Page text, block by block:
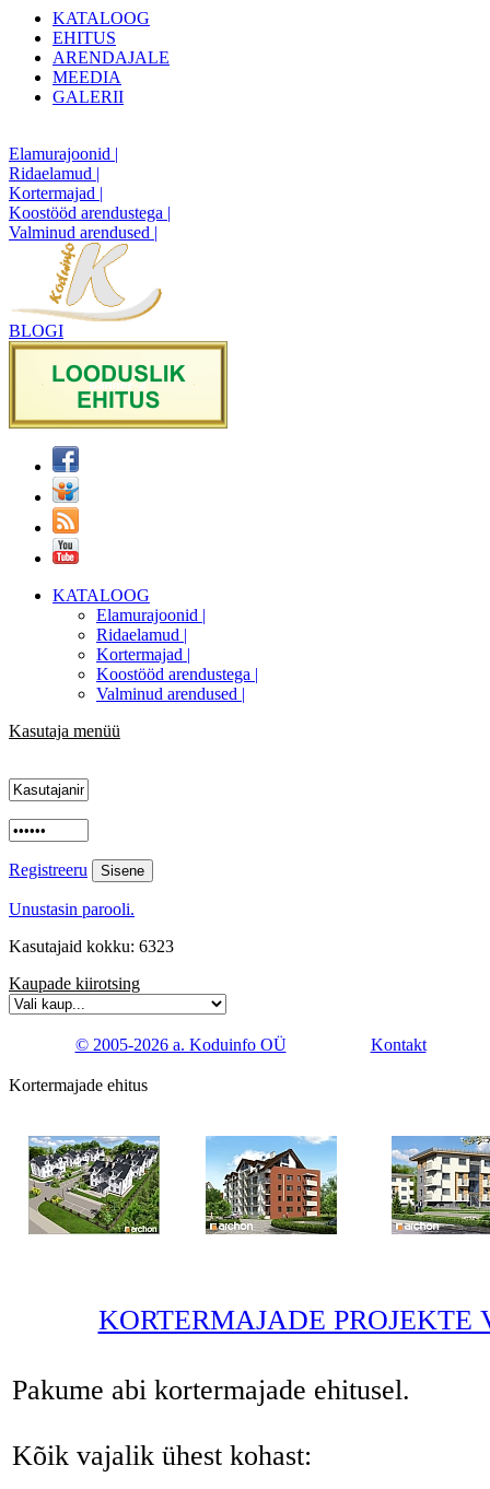
KATALOOG
EHITUS
ARENDAJALE
MEEDIA
GALERII
Elamurajoonid |
Ridaelamud |
Kortermajad |
Koostööd arendustega |
Valminud arendused |
BLOGI
KATALOOG
Elamurajoonid |
Ridaelamud |
Kortermajad |
Koostööd arendustega |
Valminud arendused |
Kasutaja menüü
Registreeru
Unustasin parooli.
Kasutajaid kokku: 6323
Kaupade kiirotsing
© 2005-2026 a. Koduinfo OÜ Kontakt
Kortermajade ehitus
KORTERMAJADE PROJEKTE
Pakume abi kortermajade ehitusel.
Kõik vajalik ühest kohast: